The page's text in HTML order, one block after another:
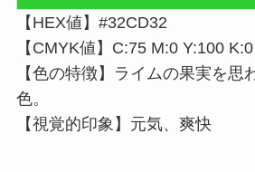
【HEX値】#32CD32
【CMYK値】C:75 M:0 Y:100 K:0
【色の特徴】ライムの果実を思
色。
【視覚的印象】元気、爽快